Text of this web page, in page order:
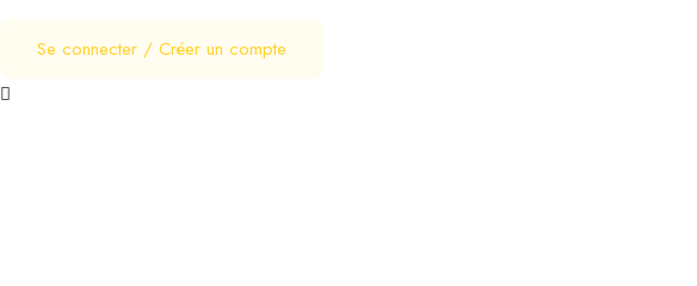
Se connecter / Créer un compte